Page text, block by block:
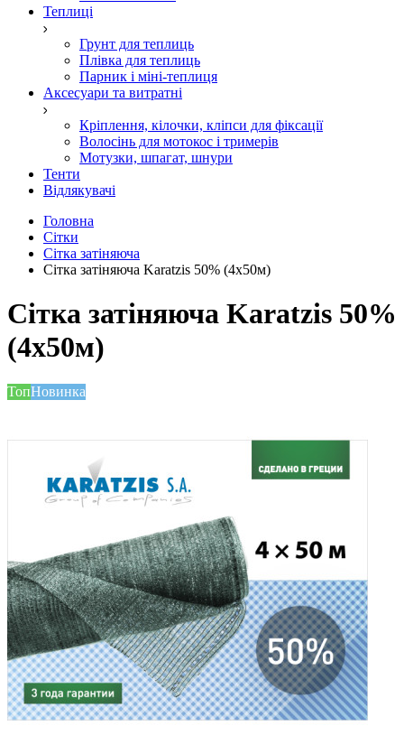
Теплиці
Грунт для теплиць
Плівка для теплиць
Парник і міні-теплиця
Аксесуари та витратні
Кріплення, кілочки, кліпси для фіксації
Волосінь для мотокос і тримерів
Мотузки, шпагат, шнури
Тенти
Відлякувачі
Головна
Сітки
Сітка затіняюча
Сітка затіняюча Karatzis 50% (4х50м)
Сітка затіняюча Karatzis 50%
(4х50м)
ТопНовинка